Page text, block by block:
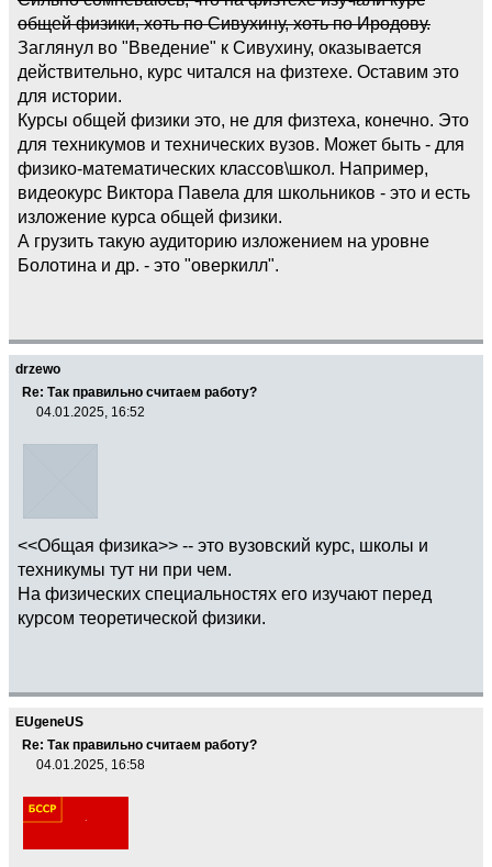
общей физики, хоть по Сивухину, хоть по Иродову.
Заглянул во "Введение" к Сивухину, оказывается
действительно, курс читался на физтехе. Оставим это
для истории.
Курсы общей физики это, не для физтеха, конечно. Это
для техникумов и технических вузов. Может быть - для
физико-математических классов\школ. Например,
видеокурс Виктора Павела для школьников - это и есть
изложение курса общей физики.
А грузить такую аудиторию изложением на уровне
Болотина и др. - это "оверкилл".
drzewo
Re: Так правильно считаем работу?
04.01.2025, 16:52
<<Общая физика>> -- это вузовский курс, школы и
техникумы тут ни при чем.
На физических специальностях его изучают перед
курсом теоретической физики.
EUgeneUS
Re: Так правильно считаем работу?
04.01.2025, 16:58